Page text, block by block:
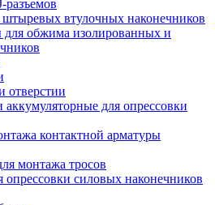
втулочных наконечников
обжима изолированных и
отверстии
для опрессовки
контактной арматуры
монтажа тросов
силовых наконечников